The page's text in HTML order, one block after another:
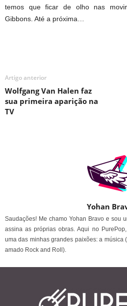
temos que ficar de olho nas
Gibbons. Até a próxima…
Artigo anterior
Wolfgang Van Halen faz
sua primeira aparição na
TV
Yohan
Saudações! Me chamo Yohan Bravo e sou
assina as próprias obras. Aqui no
uma das minhas grandes paixões: a música
amado Rock and Roll).